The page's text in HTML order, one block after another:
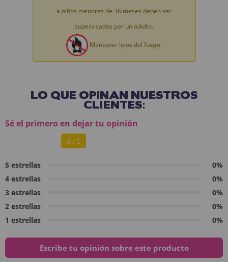
a niños menores de 36 meses deben ser
supervisados por un adulto.
Mantener lejos del fuego.
LO QUE OPINAN NUESTROS
CLIENTES:
Sé el primero en dejar tu opinión
0 / 5
5 estrellas
0%
4 estrellas
0%
3 estrellas
0%
2 estrellas
0%
1 estrellas
0%
Escribe tu opinión sobre este producto